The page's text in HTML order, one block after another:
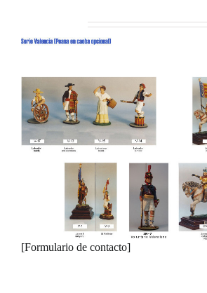
[Formulario de contacto]